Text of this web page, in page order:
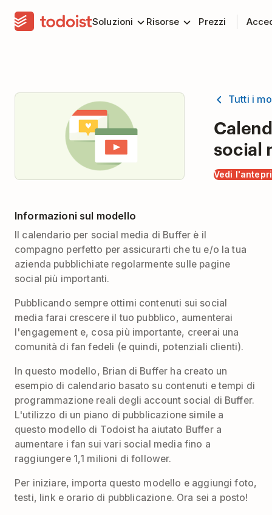
Soluzioni Risorse Prezzi
Tutti i
social
Vedi
Informazioni sul modello
Il calendario per social media di Buffer è il
compagno perfetto per assicurarti che tu e/o la tua
azienda pubblichiate regolarmente sulle pagine
social più importanti.
Pubblicando sempre ottimi contenuti sui social
media farai crescere il tuo pubblico, aumenterai
l'engagement e, cosa più importante, creerai una
comunità di fan fedeli (e quindi, potenziali clienti).
In questo modello, Brian di Buffer ha creato un
esempio di calendario basato su contenuti e tempi di
programmazione reali degli account social di Buffer.
L'utilizzo di un piano di pubblicazione simile a
questo modello di Todoist ha aiutato Buffer a
aumentare i fan sui vari social media fino a
raggiungere 1,1 milioni di follower.
Per iniziare, importa questo modello e aggiungi foto,
testi, link e orario di pubblicazione. Ora sei a posto!